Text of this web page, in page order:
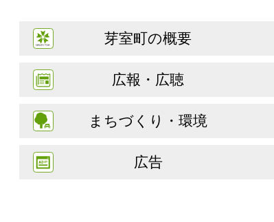
芽室町の概要
広報・広聴
まちづくり・環境
広告